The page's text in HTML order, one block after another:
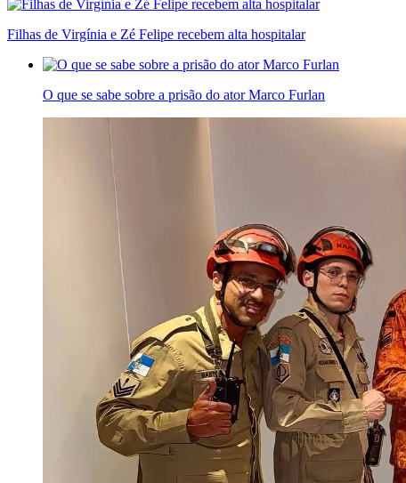
Filhas de Virgínia e Zé Felipe recebem alta hospitalar
O que se sabe sobre a prisão do ator Marco Furlan